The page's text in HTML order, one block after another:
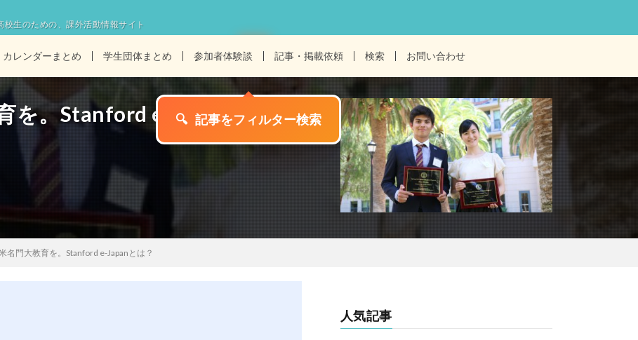
校生のための、課外活動情報サイト
カレンダーまとめ 学生団体まとめ 参加者体験談 記事・掲載依頼 検索 お問い合わせ
を。Stanford e-Japanとは？
名門大教育を。Stanford e-Japanとは？
人気記事
🔍 記事をフィルター検索